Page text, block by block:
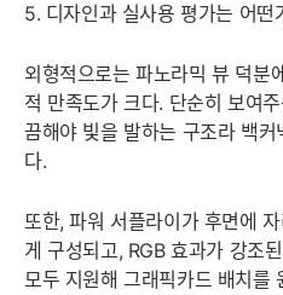
5. 디자인과 실사용 평가는 어떤
외형적으로는 파노라믹 뷰 덕분
적 만족도가 크다. 단순히 보여
끔해야 빛을 발하는 구조라 백
다.
또한, 파워 서플라이가 후면에
게 구성되고, RGB 효과가 강조
모두 지원해 그래픽카드 배치를